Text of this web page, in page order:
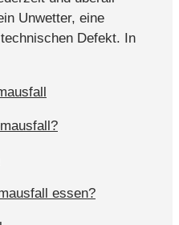
Unwetter, eine
Defekt. In
essen?